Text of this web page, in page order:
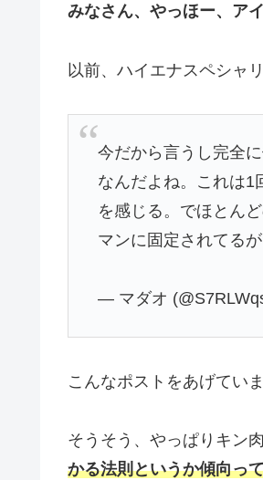
みなさん、やっほー、ア
以前、ハイエナスペシャ
今だから言うし完全
なんだよね。これは1
を感じる。でほとん
マンに固定されてる
— マダオ
こんなポストをあげてい
そうそう、やっぱりキン
かる法則というか傾向っ